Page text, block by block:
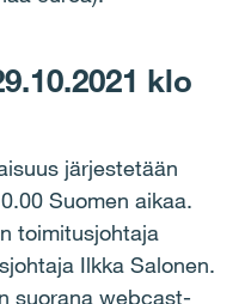
klo
järjestetään
Suomen aikaa.
toimitusjohtaja
Ilkka Salonen.
suorana webcast-